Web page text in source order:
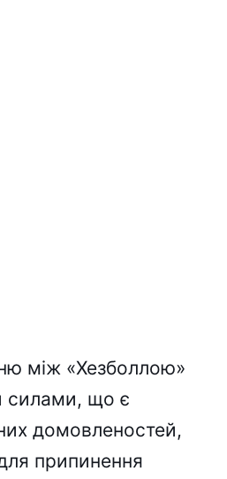
між «Хезболлою»
силами, що є
домовленостей,
припинення